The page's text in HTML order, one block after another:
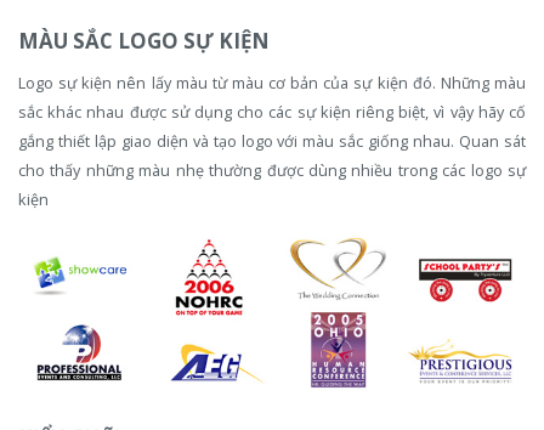
MÀU SẮC LOGO SỰ KIỆN
Logo sự kiện nên lấy màu từ màu cơ bản của sự kiện đó. Những màu
sắc khác nhau được sử dụng cho các sự kiện riêng biệt, vì vậy hãy cố
gắng thiết lập giao diện và tạo logo với màu sắc giống nhau. Quan sát
cho thấy những màu nhẹ thường được dùng nhiều trong các logo sự
kiện